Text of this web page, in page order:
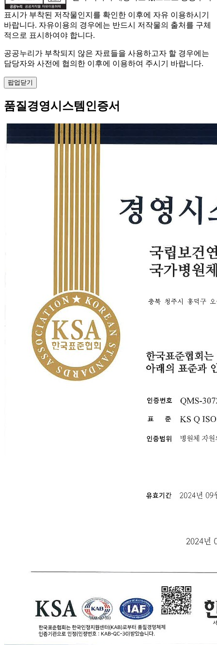
표시가 부착된 저작물인지를 확인한 이후에 자유 이용하시기
바랍니다. 자유이용의 경우에는 반드시 저작물의 출처를 구체
적으로 표시하여야 합니다.
공공누리가 부착되지 않은 자료들을 사용하고자 할 경우에는
담당자와 사전에 협의한 이후에 이용하여 주시기 바랍니다.
팝업닫기
품질경영시스템인증서